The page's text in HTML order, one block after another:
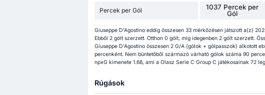
Percek per Gól
1037 Percek per
Gól
Giuseppe D'Agostino eddig összesen 33 mérkőzésen játszott a(z)
Ebből 2 gólt szerzett. Otthon 0 gólt, míg idegenben 2 gólt szerzett.
Giuseppe D'Agostino összesen 2 G/A (gólok + gólpasszok) alkotott
percenként. Nem büntetőből származó várható gólok száma 90
npxG kimenete 1.68, ami a Olasz Serie C Group C játékosainak 72
Rúgások